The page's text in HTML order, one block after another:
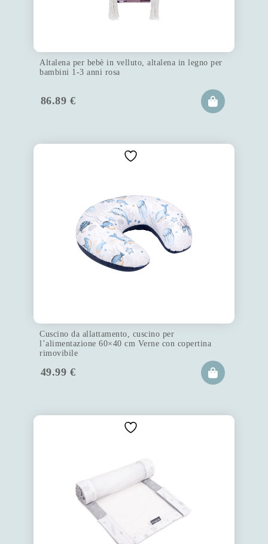
Altalena per bebè in velluto, altalena in legno per
bambini 1-3 anni rosa
86.89 €
Cuscino da allattamento, cuscino per
l’alimentazione 60×40 cm Verne con copertina
rimovibile
49.99 €